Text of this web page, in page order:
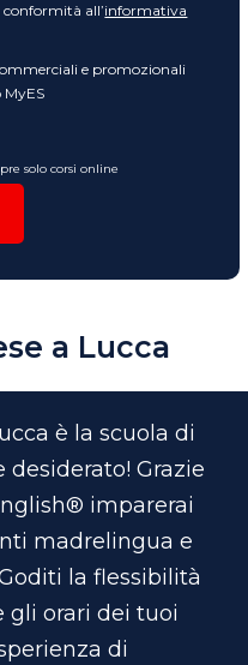
all’informativa
e promozionali
solo corsi online
a Lucca
è la scuola di
Grazie
imparerai
madrelingua e
la flessibilità
gli orari dei tuoi
di